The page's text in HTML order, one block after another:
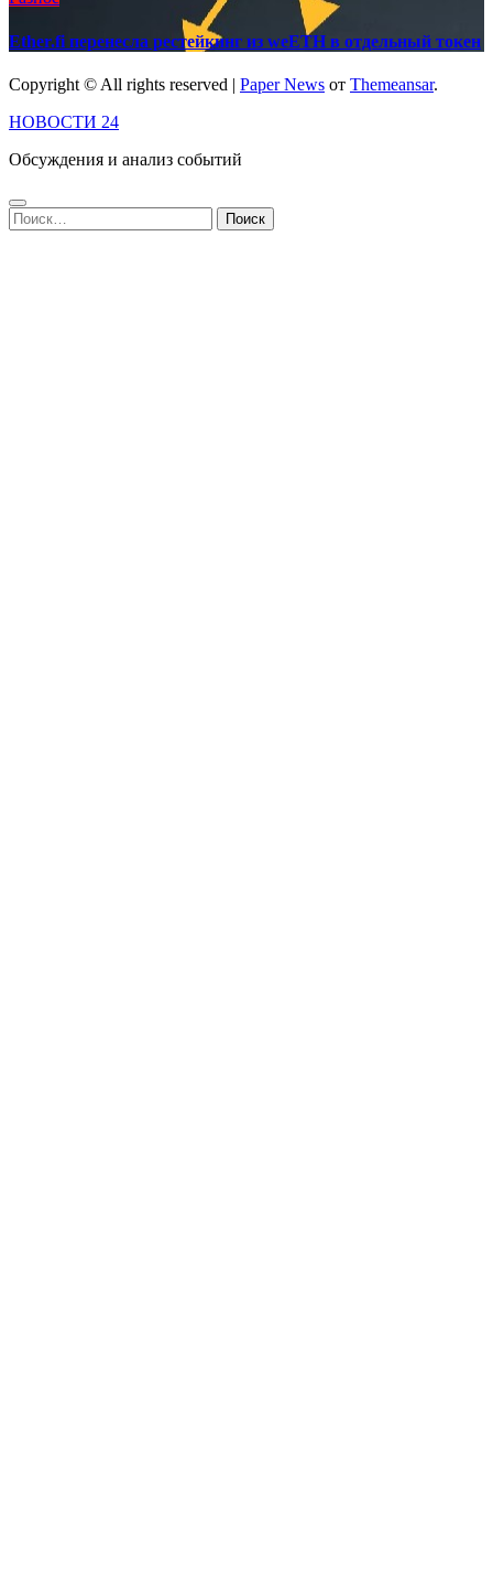
Ether.fi перенесла рестейкинг из weETH в отдельный токен
Copyright © All rights reserved | Paper News от Themeansar.
НОВОСТИ 24
Обсуждения и анализ событий
Найти: